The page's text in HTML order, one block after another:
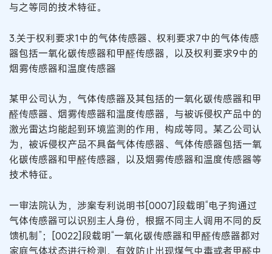
与之等同的技术特征。
3.关于权利要求1中的气体传感器、权利要求7中的气体传感
器包括一氧化碳传感器和甲醛传感器，以及权利要求9中的
烟雾传感器和温度传感器
某甲公司认为，气体传感器及其包括的一氧化碳传感器和甲
醛传感器、烟雾传感器和温度传感器，与被诉侵权产品中的
激光雷达均能起到环境监测的作用，构成等同。某乙公司认
为，被诉侵权产品不具备气体传感器、气体传感器包括一氧
化碳传感器和甲醛传感器，以及烟雾传感器和温度传感器等
技术特征。
一审法院认为，涉案专利说明书[0007]段载明“电子狗通过
气体传感器可以识别主人身份，根据不同主人调用不同的反
馈机制”；[0022]段载明“一氧化碳传感器和甲醛传感器都对
家庭气体状态进行检测，有效防止出现煤气中毒或者甲醛中